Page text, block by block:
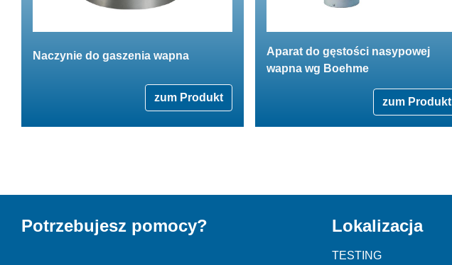
Naczynie do gaszenia wapna
zum Produkt
Aparat do gęstości nasypowej
wapna wg Boehme
zum Produkt
Potrzebujesz pomocy? Lokalizacja
TESTING